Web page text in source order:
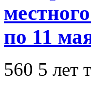
по 11
560 5 лет